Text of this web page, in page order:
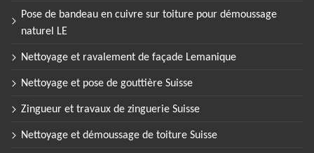
Pose de bandeau en cuivre sur toiture pour démoussage
naturel LE
Nettoyage et ravalement de façade Lemanique
Nettoyage et pose de gouttière Suisse
Zingueur et travaux de zinguerie Suisse
Nettoyage et démoussage de toiture Suisse